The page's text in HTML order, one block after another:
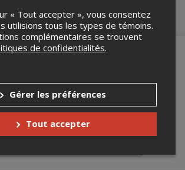
que vous n'êtes pas un
robot ci-bas.
« Tout accepter », vous consentez
utilisions tous les types de témoins.
complémentaires se trouvent
de confidentialités.
Gérer les préférences
Tout accepter